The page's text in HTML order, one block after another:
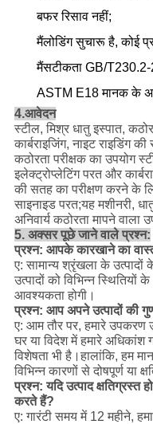
बफर रिसाव नहीं;
मैंलोडिंग सुचारू है, कोई
मैंसटीकता GB/
ASTM E18 मानक के
4.आवेदन
स्टील, मिश्र धातु इस्पात,
कार्बराइजिंग, नाइट राइडिंग
कठोरता परीक्षक का उपयोग
इलेक्ट्रोप्लेटिंग परत और
की सतह का परीक्षण करने के
साइनाइड परत;यह मशीनरी,
अनिवार्य कठोरता मापने वाला
5. अक्सर पूछे जाने वाले प्रश्न:
प्रश्न: आपके कारखाने का
ए: सामान्य श्रृंखला के
उत्पादों को विभिन्न स्थितियों
आवश्यकता होगी।
प्रश्न: आप अपने उत्पादों की
ए: आम तौर पर, हमारे उपकरण
घर या विदेश में हमारे
विशेषता भी है।हालांकि, हम
विभिन्न कारणों से दोषपूर्ण या
प्रश्न: यदि उत्पाद क्षतिग्रस्त
करते हैं?
ए: गारंटी समय में 12 महीने,